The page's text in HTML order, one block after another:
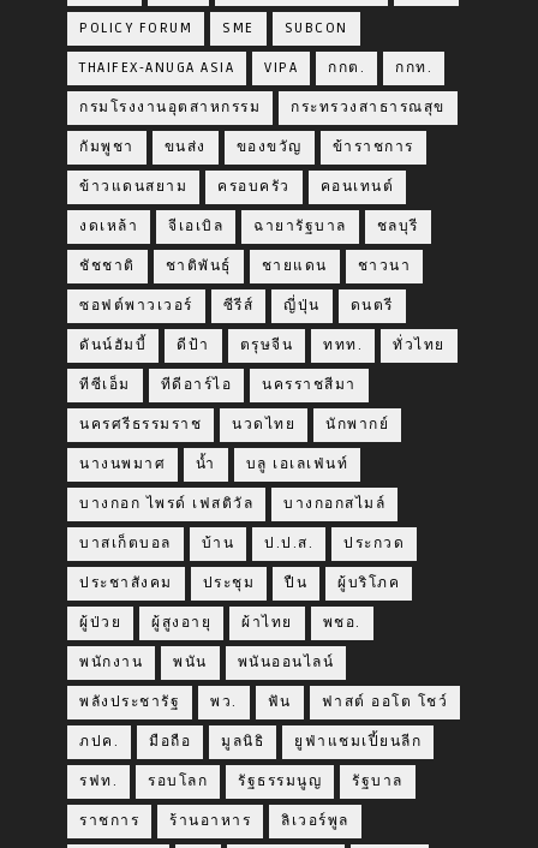
POLICY FORUM SME SUBCON
THAIFEX-ANUGA ASIA VIPA กกต. กกท.
กรมโรงงานอุตสาหกรรม กระทรวงสาธารณสุข
กัมพูชา ขนส่ง ของขวัญ ข้าราชการ
ข้าวแดนสยาม ครอบครัว คอนเทนต์
งดเหล้า จีเอเบิล ฉายารัฐบาล ชลบุรี
ชัชชาติ ชาติพันธุ์ ชายแดน ชาวนา
ซอฟต์พาวเวอร์ ซีรีส์ ญี่ปุ่น ดนตรี
ดันน์ฮัมบี้ ดีป้า ตรุษจีน ททท. ทั่วไทย
ทีซีเอ็ม ทีดีอาร์ไอ นครราชสีมา
นครศรีธรรมราช นวดไทย นักพากย์
นางนพมาศ น้ำ บลู เอเลเฟ่นท์
บางกอก ไพรด์ เฟสติวัล บางกอกสไมล์
บาสเก็ตบอล บ้าน ป.ป.ส. ประกวด
ประชาสังคม ประชุม ปืน ผู้บริโภค
ผู้ป่วย ผู้สูงอายุ ผ้าไทย พชอ.
พนักงาน พนัน พนันออนไลน์
พลังประชารัฐ พว. ฟัน ฟาสต์ ออโต โชว์
ภปค. มือถือ มูลนิธิ ยูฟ่าแชมเปี้ยนลีก
รฟท. รอบโลก รัฐธรรมนูญ รัฐบาล
ราชการ ร้านอาหาร ลิเวอร์พูล